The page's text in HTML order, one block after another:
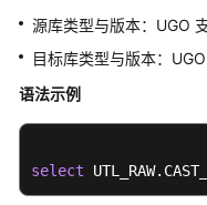
入
门
源库类型与版本：UGO
目标库类型与版本：
语法示例
select